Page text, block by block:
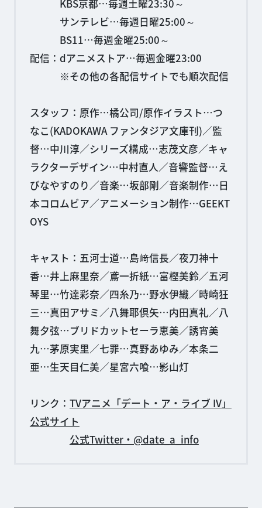
KBS京都…毎週土曜23:30～
サンテレビ…毎週日曜25:00～
BS11…毎週金曜25:00～
配信：dアニメストア…毎週金曜23:00
※その他の各配信サイトでも順次配信
スタッフ：原作…橘公司/原作イラスト…つ
なこ(KADOKAWA ファンタジア文庫刊)／監
督…中川淳／シリーズ構成…志茂文彦／キャ
ラクターデザイン…中村直人／音響監督…え
びなやすのり／音楽…坂部剛／音楽制作…日
本コロムビア／アニメーション制作…GEEKT
OYS
キャスト：五河士道…島﨑信長／夜刀神十
香…井上麻里奈／鳶一折紙…富樫美鈴／五河
琴里…竹達彩奈／四糸乃…野水伊織／時崎狂
三…真田アサミ／八舞耶倶矢…内田真礼／八
舞夕弦…ブリドカットセーラ恵美／誘宵美
九…茅原実里／七罪…真野あゆみ／本条二
亜…生天目仁美／星宮六喰…影山灯
リンク： TVアニメ「デート・ア・ライブ IV」
公式サイト
公式Twitter・@date_a_info